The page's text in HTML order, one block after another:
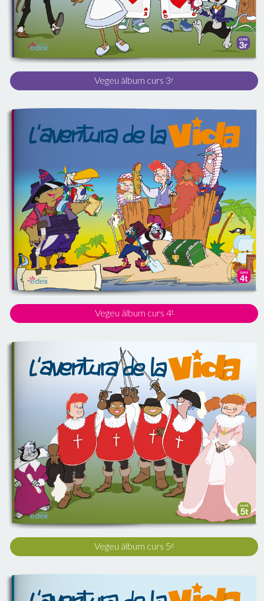
Vegeu àlbum curs 3r
Vegeu àlbum curs 4t
Vegeu àlbum curs 5é